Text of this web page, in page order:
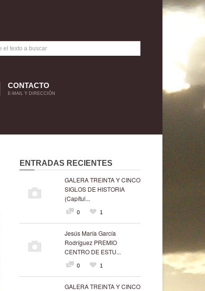
CONTACTO
E-MAIL Y DIRECCIÓN
ENTRADAS RECIENTES
GALERA TREINTA Y CINCO
SIGLOS DE HISTORIA
(Capítul...
0 1
Jesús María García
Rodríguez PREMIO
CENTRO DE ESTU...
0 1
GALERA TREINTA Y CINCO